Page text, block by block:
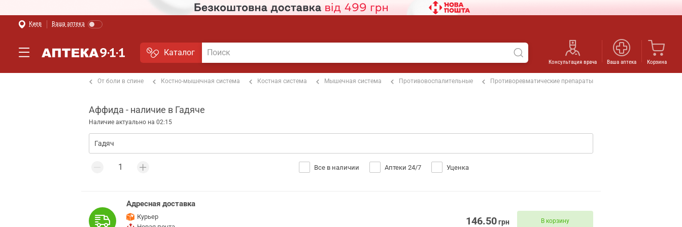
Киев Ваша аптека
Каталог
Консультация врача Ваша аптека Корзина
От боли в спине Костно-мышечная система Костная система Мышечная система Противовоспалительные Противоревматические препараты
Аффида - наличие в Гадяче
Наличие актуально на 02:15
Все в наличии Аптеки 24/7 Уценка
Адресная доставка
Курьер
146.50грн В корзину